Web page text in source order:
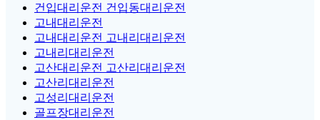
건입대리운전 건입동대리운전
고내대리운전
고내대리운전 고내리대리운전
고내리대리운전
고산대리운전 고산리대리운전
고산리대리운전
고성리대리운전
골프장대리운전